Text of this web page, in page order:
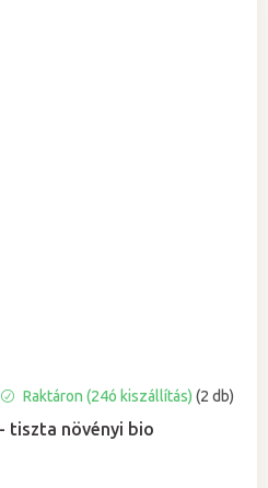
tiszta növényi bio
Raktáron (24ó kiszállítás)(2 db)